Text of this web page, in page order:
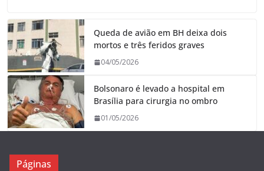
Queda de avião em BH deixa dois
mortos e três feridos graves
04/05/2026
Bolsonaro é levado a hospital em
Brasília para cirurgia no ombro
01/05/2026
Páginas